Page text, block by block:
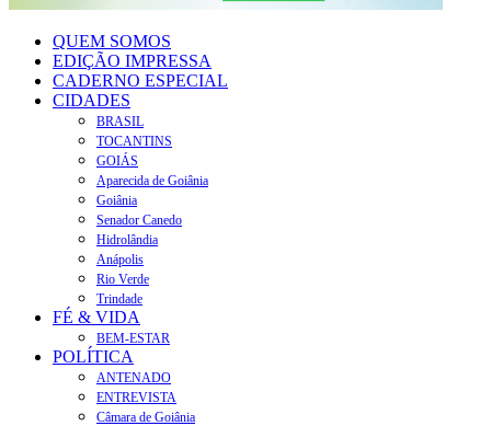
QUEM SOMOS
EDIÇÃO IMPRESSA
CADERNO ESPECIAL
CIDADES
BRASIL
TOCANTINS
GOIÁS
Aparecida de Goiânia
Goiânia
Senador Canedo
Hidrolândia
Anápolis
Rio Verde
Trindade
FÉ & VIDA
BEM-ESTAR
POLÍTICA
ANTENADO
ENTREVISTA
Câmara de Goiânia